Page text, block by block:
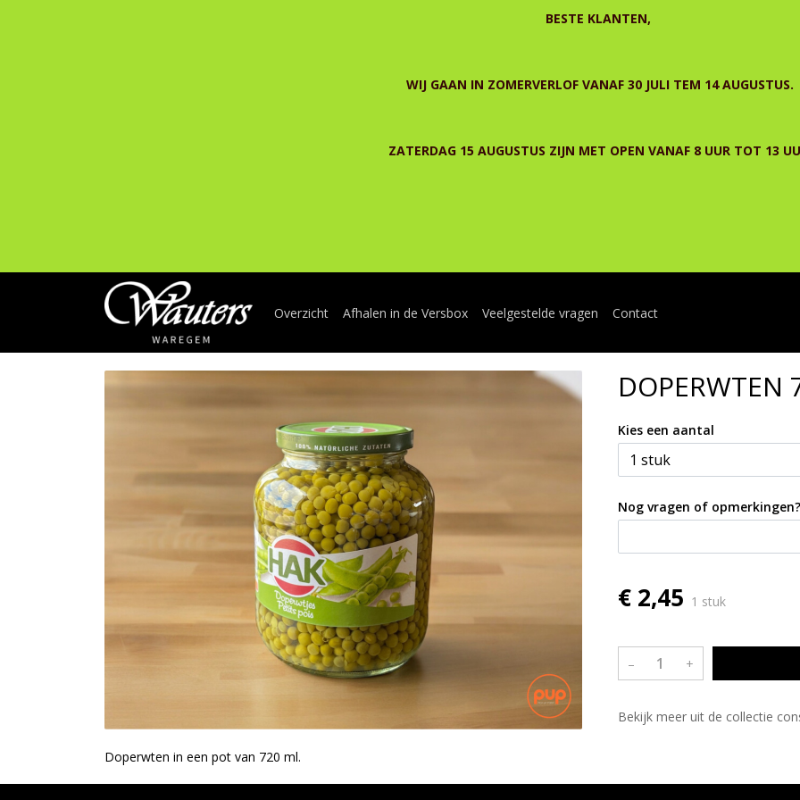
BESTE KLANTEN,
WIJ GAAN IN ZOMERVERLOF VANAF 30 JULI TEM 14 AUGUSTUS.
ZATERDAG 15 AUGUSTUS ZIJN MET OPEN VANAF 8 UUR TOT 13
Overzicht Afhalen in de Versbox Veelgestelde vragen Contact
Doperwten in een pot van 720 ml.
DOPERWTEN
Kies een aantal
Nog vragen of opmerkingen?
€ 2,45 1 stuk
– +
Bekijk meer uit de collectie